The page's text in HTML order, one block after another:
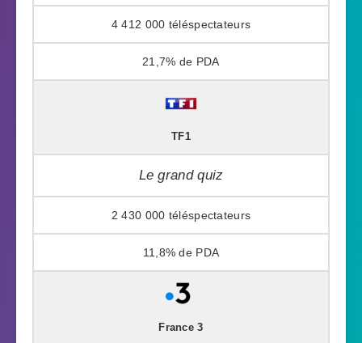
4 412 000
21,7%
TF1
Le grand quiz
2 430 000
11,8%
France 3